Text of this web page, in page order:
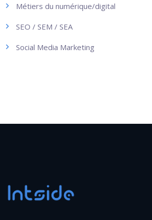
Métiers du numérique/digital
SEO / SEM / SEA
Social Media Marketing